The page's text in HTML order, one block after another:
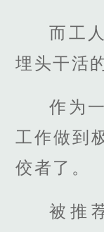
而工
埋头干活
作为
工作做到
佼者了。
被推